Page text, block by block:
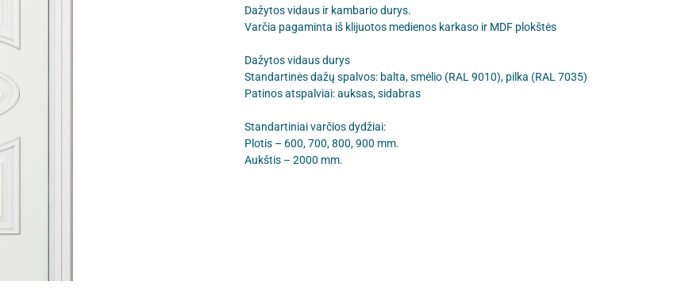
Dažytos vidaus ir kambario durys.
Varčia pagaminta iš klijuotos medienos karkaso ir MDF plokštės
Dažytos vidaus durys
Standartinės dažų spalvos: balta, smėlio (RAL 9010), pilka (RAL 7035)
Patinos atspalviai: auksas, sidabras
Standartiniai varčios dydžiai:
Plotis – 600, 700, 800, 900 mm.
Aukštis – 2000 mm.